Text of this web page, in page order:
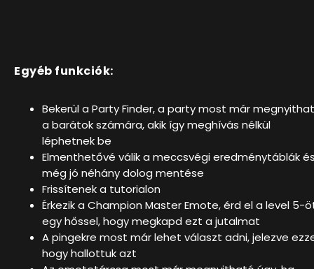
Egyéb funkciók:
Bekerül a Party Finder, a party most már
a barátok számára, akik így meghívás nélkül
léphetnek be
Elmenthetővé válik a meccsvégi eredménytáblák
még jó néhány dolog mentése
Frissítenek a tutorialon
Érkezik a Champion Master Emote, érd el a level 5-
egy hőssel, hogy megkapd ezt a jutalmat
A pingekre most már lehet választ adni, jelezve
hogy hallottuk azt